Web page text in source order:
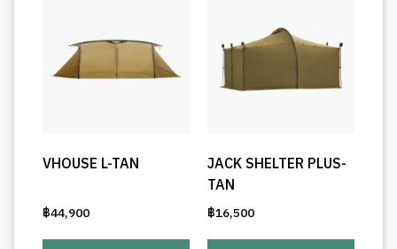
VHOUSE L-TAN
฿44,900
JACK SHELTER PLUS-
TAN
฿16,500